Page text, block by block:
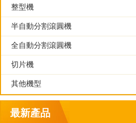
整型機
半自動分割滾圓機
全自動分割滾圓機
切片機
其他機型
最新產品